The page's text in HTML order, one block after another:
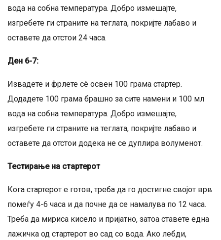
вода на собна температура. Добро измешајте,
изгребете ги страните на теглата, покријте лабаво и
оставете да отстои 24 часа.
Ден 6-7:
Извадете и фрлете сè освен 100 грама стартер.
Додадете 100 грама брашно за сите намени и 100 мл
вода на собна температура. Добро измешајте,
изгребете ги страните на теглата, покријте лабаво и
оставете да отстои додека не се дуплира волуменот.
Тестирање на стартерот
Кога стартерот е готов, треба да го достигне својот врв
помеѓу 4-6 часа и да почне да се намалува по 12 часа.
Треба да мириса кисело и пријатно, затоа ставете една
лажичка од стартерот во сад со вода. Ако лебди,